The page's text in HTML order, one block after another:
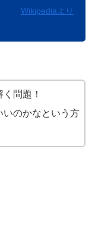
Wikipediaより
問題！
いのかなという方